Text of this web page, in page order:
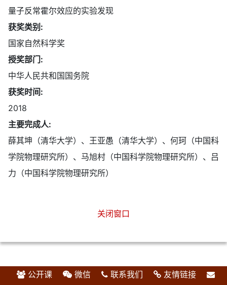
量子反常霍尔效应的实验发现
获奖类别:
国家自然科学奖
授奖部门:
中华人民共和国国务院
获奖时间:
2018
主要完成人:
薛其坤（清华大学）、王亚愚（清华大学）、何珂（中国科
学院物理研究所）、马旭村（中国科学院物理研究所）、吕
力（中国科学院物理研究所）
关闭窗口
公开课 微信 联系我们 友情链接